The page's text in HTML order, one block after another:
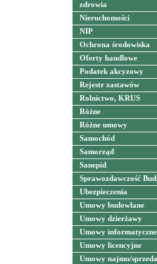
zdrowia
Nieruchomości
NIP
Ochrona środowiska
Oferty handlowe
Podatek akcyzowy
Rejestr zastawów
Rolnictwo, KRUS
Różne
Różne umowy
Samochód
Samorząd
Sanepid
Sprawozdawczość
Ubezpieczenia
Umowy budowlane
Umowy dzierżawy
Umowy informatyczne
Umowy licencyjne
Umowy najmu/